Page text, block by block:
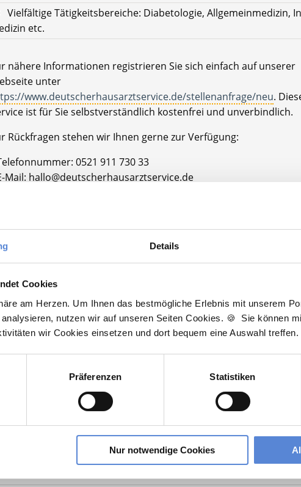
Details
Cookies
am Herzen. Um Ihnen das bestmögliche Erlebnis mit unserem
nutzen wir auf unseren Seiten Cookies. 🍪 Sie können
wir Cookies einsetzen und dort bequem eine Auswahl treffen.
Präferenzen Statistiken
Nur notwendige Cookies
Vielfältige Tätigkeitsbereiche: Diabetologie, Allgemeinmedizin,
etc.
nähere Informationen registrieren Sie sich einfach auf unserer
unter
www.deutscherhausarztservice.de/stellenanfrage/neu.
ist für Sie selbstverständlich kostenfrei und unverbindlich.
Rückfragen stehen wir Ihnen gerne zur Verfügung:
0521 911 730 33
Mail: hallo@deutscherhausarztservice.de
Bad Dürkheim
Bad Dürkheim
Jetzt kostenlos Details anfragen
Partner Hausarztpraxis
Version:Stellenangebot als Markdown (CC BY 4.0)